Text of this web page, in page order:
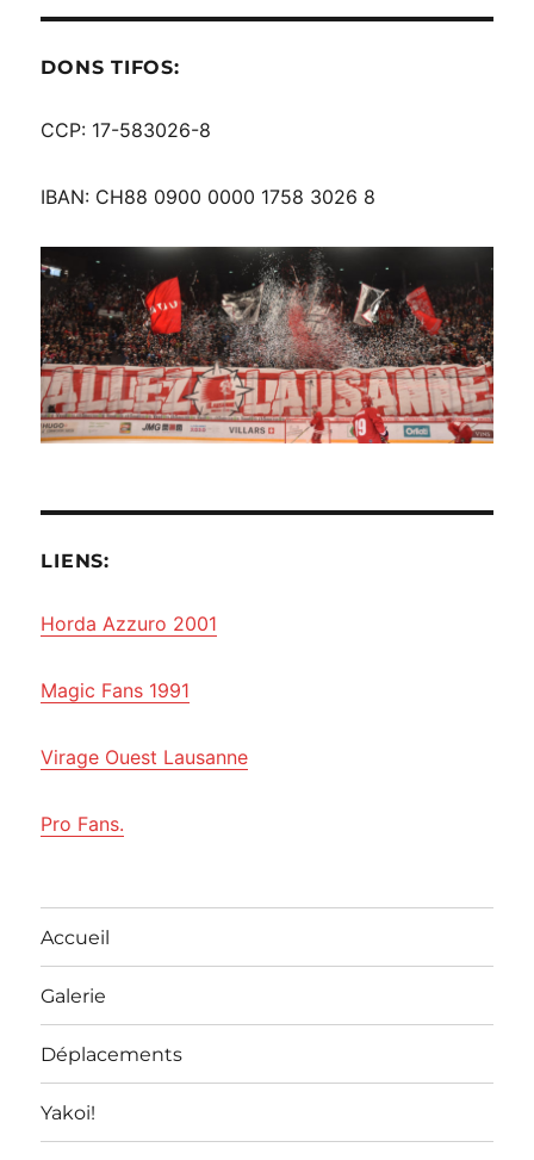
DONS TIFOS:
CCP: 17-583026-8
IBAN: CH88 0900 0000 1758 3026 8
LIENS:
Horda Azzuro 2001
Magic Fans 1991
Virage Ouest Lausanne
Pro Fans.
Accueil
Galerie
Déplacements
Yakoi!